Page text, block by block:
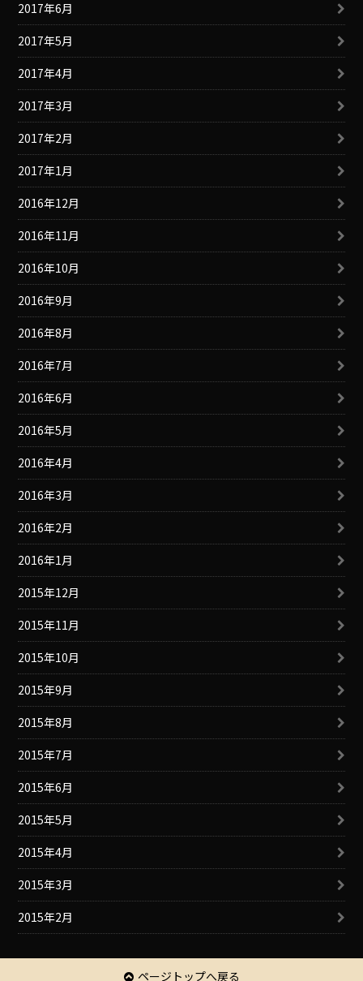
2017年6月
2017年5月
2017年4月
2017年3月
2017年2月
2017年1月
2016年12月
2016年11月
2016年10月
2016年9月
2016年8月
2016年7月
2016年6月
2016年5月
2016年4月
2016年3月
2016年2月
2016年1月
2015年12月
2015年11月
2015年10月
2015年9月
2015年8月
2015年7月
2015年6月
2015年5月
2015年4月
2015年3月
2015年2月
ページトップへ戻る